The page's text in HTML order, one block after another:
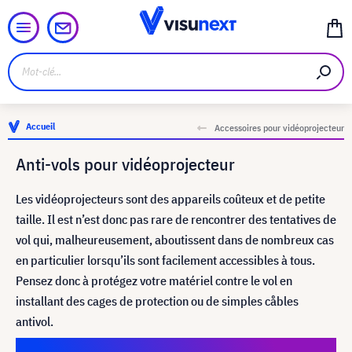
Accueil Accessoires pour vidéoprojecteur
Anti-vols pour vidéoprojecteur
Les vidéoprojecteurs sont des appareils coûteux et de petite
taille. Il est n’est donc pas rare de rencontrer des tentatives de
vol qui, malheureusement, aboutissent dans de nombreux cas
en particulier lorsqu’ils sont facilement accessibles à tous.
Pensez donc à protégez votre matériel contre le vol en
installant des cages de protection ou de simples cåbles
antivol.